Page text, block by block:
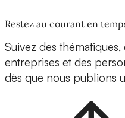
Restez au courant en
Suivez des
entreprises et des
dès que nous publions